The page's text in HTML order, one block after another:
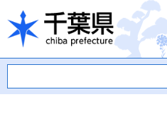
千葉県